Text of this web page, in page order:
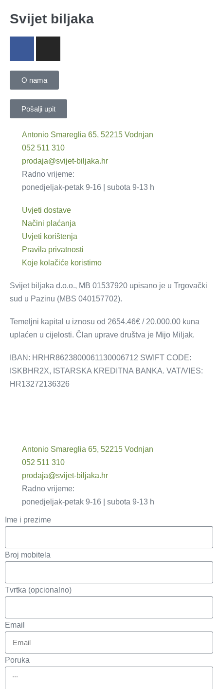
Svijet biljaka
O nama
Pošalji upit
Antonio Smareglia 65, 52215 Vodnjan
052 511 310
prodaja@svijet-biljaka.hr
Radno vrijeme:
ponedjeljak-petak 9-16 | subota 9-13 h
Uvjeti dostave
Načini plaćanja
Uvjeti korištenja
Pravila privatnosti
Koje kolačiće koristimo
Svijet biljaka d.o.o., MB 01537920 upisano je u Trgovački
sud u Pazinu (MBS 040157702).
Temeljni kapital u iznosu od 2654.46€ / 20.000,00 kuna
uplaćen u cijelosti. Član uprave društva je Mijo Miljak.
IBAN: HRHR8623800061130006712 SWIFT CODE:
ISKBHR2X, ISTARSKA KREDITNA BANKA. VAT/VIES:
HR13272136326
Antonio Smareglia 65, 52215 Vodnjan
052 511 310
prodaja@svijet-biljaka.hr
Radno vrijeme:
ponedjeljak-petak 9-16 | subota 9-13 h
Ime i prezime
Broj mobitela
Tvrtka (opcionalno)
Email
Poruka